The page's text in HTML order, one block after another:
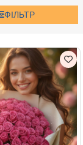
ФІЛЬТР